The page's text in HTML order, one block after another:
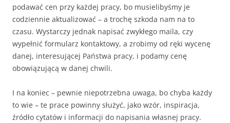
podawać cen przy każdej pracy, bo musielibyśmy je
codziennie aktualizować – a trochę szkoda nam na to
czasu. Wystarczy jednak napisać zwykłego maila, czy
wypełnić formularz kontaktowy, a zrobimy od ręki wycenę
danej, interesującej Państwa pracy, i podamy cenę
obowiązującą w danej chwili.
I na koniec – pewnie niepotrzebna uwaga, bo chyba każdy
to wie – te prace powinny służyć, jako wzór, inspiracja,
źródło cytatów i informacji do napisania własnej pracy.